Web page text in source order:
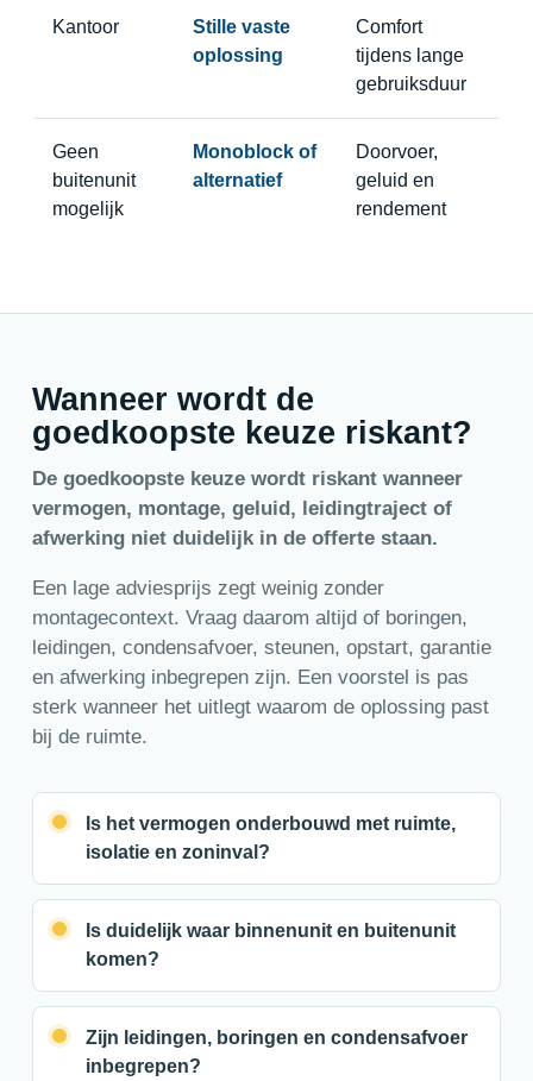
Kantoor
Stille vaste
oplossing
Comfort
tijdens lange
gebruiksduur
Geen
buitenunit
mogelijk
Monoblock of
alternatief
Doorvoer,
geluid en
rendement
Wanneer wordt de
goedkoopste keuze riskant?
De goedkoopste keuze wordt riskant wanneer
vermogen, montage, geluid, leidingtraject of
afwerking niet duidelijk in de offerte staan.
Een lage adviesprijs zegt weinig zonder
montagecontext. Vraag daarom altijd of boringen,
leidingen, condensafvoer, steunen, opstart, garantie
en afwerking inbegrepen zijn. Een voorstel is pas
sterk wanneer het uitlegt waarom de oplossing past
bij de ruimte.
Is het vermogen onderbouwd met ruimte,
isolatie en zoninval?
Is duidelijk waar binnenunit en buitenunit
komen?
Zijn leidingen, boringen en condensafvoer
inbegrepen?